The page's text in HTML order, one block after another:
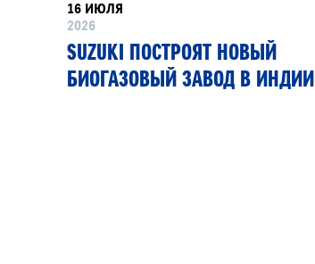
16 ИЮЛЯ
2026
SUZUKI ПОСТРОЯТ НОВЫЙ
БИОГАЗОВЫЙ ЗАВОД В ИНДИИ